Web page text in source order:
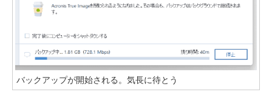
バックアップが開始される。気長に待とう